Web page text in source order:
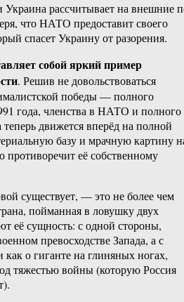
рассчитывает на внешние
что НАТО предоставит своего
спасет Украину от разорения.
собой яркий пример
. Решив не довольствоваться
победы — полного
года, членства в НАТО и полного
движется вперёд на полной
базу и мрачную картину
противоречит её собственному
существует, — это не более чем
пойманная в ловушку двух
её сущность: с одной стороны,
превосходстве Запада, а с
о гиганте на глиняных ногах,
тяжестью войны (которую Россия